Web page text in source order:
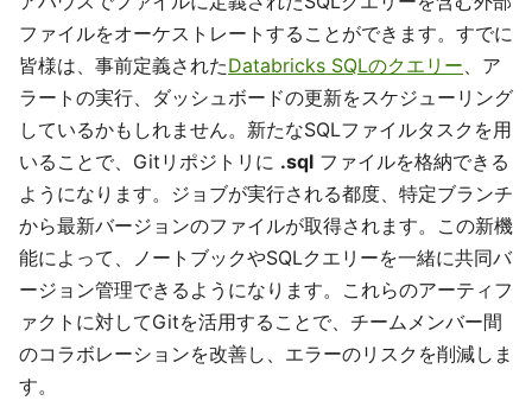
ファイルをオーケストレートすることができます。すでに
皆様は、事前定義されたDatabricks SQLのクエリー、ア
ラートの実行、ダッシュボードの更新をスケジューリング
しているかもしれません。新たなSQLファイルタスクを用
いることで、Gitリポジトリに .sql ファイルを格納できる
ようになります。ジョブが実行される都度、特定ブランチ
から最新バージョンのファイルが取得されます。この新機
能によって、ノートブックやSQLクエリーを一緒に共同バ
ージョン管理できるようになります。これらのアーティフ
ァクトに対してGitを活用することで、チームメンバー間
のコラボレーションを改善し、エラーのリスクを削減しま
す。